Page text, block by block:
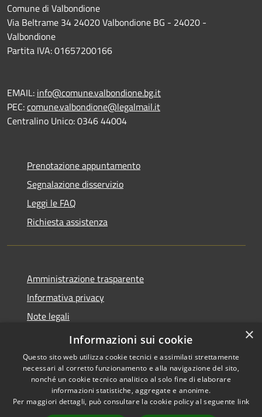
Comune di Valbondione
Via Beltrame 34 24020 Valbondione BG - 24020 -
Valbondione
Partita IVA: 01657200166
EMAIL: info@comune.valbondione.bg.it
PEC:comune.valbondione@legalmail.it
Centralino Unico: 0346 44004
Prenotazione appuntamento
Segnalazione disservizio
Leggi le FAQ
Richiesta assistenza
Amministrazione trasparente
Informativa privacy
Note legali
Dichiarazione di accessibilità
Accessibilità
Copyright © 2026 • Comune di
Valbondione • Powered by
×
Informazioni sui cookie
Questo sito web utilizza cookie tecnici e assimilati strettamente
necessari al corretto funzionamento e alla navigazione del sito,
nonché un cookie tecnico analitico al solo fine di elaborare
informazioni statistiche, aggregate e anonime.
Per maggiori dettagli, può consultare la cookie policy al seguente link